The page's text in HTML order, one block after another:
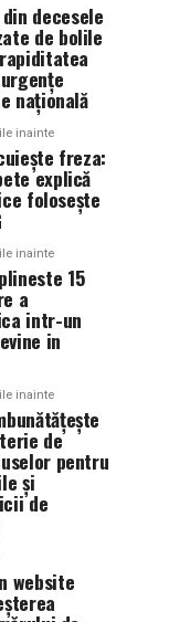
decesele
de bolile
națională
inainte
freza:
explică
folosește
inainte
15
a
intr-un
in
inainte
de
pentru
și
de
website